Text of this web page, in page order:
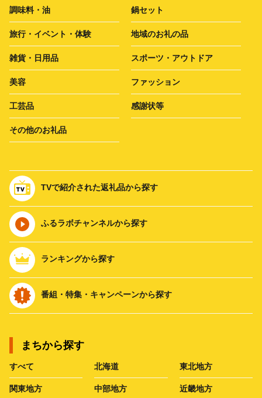
調味料・油 鍋セット
旅行・イベント・体験 地域のお礼の品
雑貨・日用品 スポーツ・アウトドア
美容 ファッション
工芸品 感謝状等
その他のお礼品
TVで紹介された返礼品から探す
ふるラボチャンネルから探す
ランキングから探す
番組・特集・キャンペーンから探す
まちから探す
すべて 北海道 東北地方
関東地方 中部地方 近畿地方